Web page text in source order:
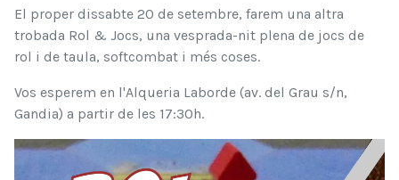
El proper dissabte 20 de setembre, farem una altra
trobada Rol & Jocs, una vesprada-nit plena de jocs de
rol i de taula, softcombat i més coses.
Vos esperem en l'Alqueria Laborde (av. del Grau s/n,
Gandia) a partir de les 17:30h.